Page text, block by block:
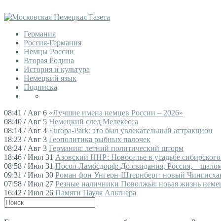
Германия
Россия-Германия
Немцы России
Вторая Родина
История и культура
Немецкий язык
Подписка
08:41 / Авг 6 «Лучшие имена немцев России – 2026»
08:40 / Авг 5 Немецкий след Мелекесса
08:14 / Авг 4 Europa-Park: это был увлекательный аттракцион
18:23 / Авг 3 Геополитика рыбных палочек
08:24 / Авг 3 Германия: летний политический шторм
18:46 / Июл 31 Азовский ННР: Новоселье в усадьбе
08:58 / Июл 31 Посол Ламбсдорф: До свидания, Россия, –
09:31 / Июл 30 Роман фон Унгерн-Штернберг: новый
07:58 / Июл 27 Резные наличники Поволжья: новая жизнь
16:42 / Июл 26 Памяти Пауля Альтнера